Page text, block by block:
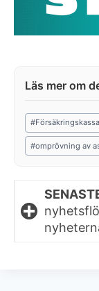
Post
Tags:
#
#omprövning av